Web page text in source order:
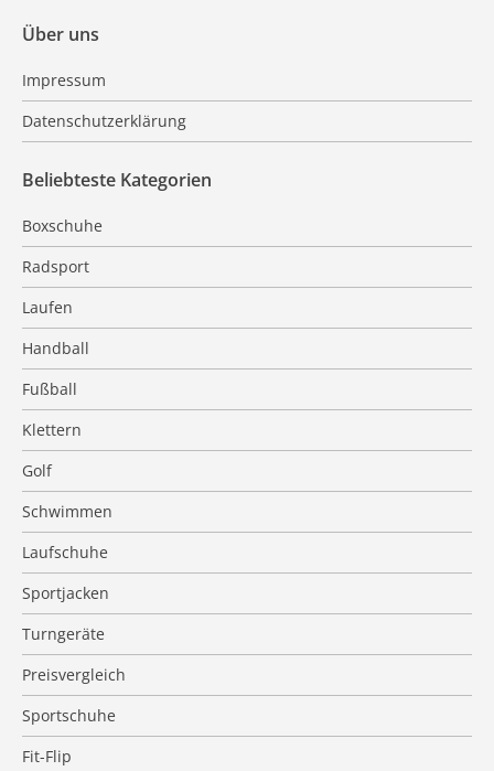
Über uns
Impressum
Datenschutzerklärung
Beliebteste Kategorien
Boxschuhe
Radsport
Laufen
Handball
Fußball
Klettern
Golf
Schwimmen
Laufschuhe
Sportjacken
Turngeräte
Preisvergleich
Sportschuhe
Fit-Flip